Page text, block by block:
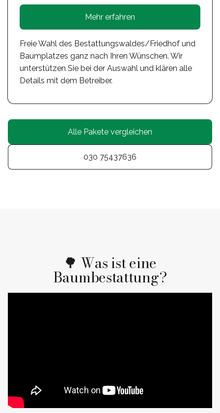
Mehr erfahren
Freie Wahl des Bestattungswaldes/Friedhof und
Baumplatzes ganz nach Ihren Wünschen. Wir
unterstützen Sie bei der Auswahl und klären alle
Details mit dem Betreiber.
Alle Pakete vergleichen
030 75437636
🌳 Was ist eine
Baumbestattung?